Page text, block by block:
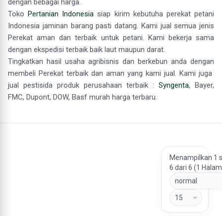
dengan bebagai harga.
TokoPertanian Indonesia siap kirim kebutuha perekat petani
Indonesia jaminan barang pasti datang. Kami jual semua jenis
Perekat aman dan terbaik untuk petani. Kami bekerja sama
dengan ekspedisi terbaik baik laut maupun darat.
Tingkatkan hasil usaha agribisnis dan berkebun anda dengan
membeli Perekat terbaik dan aman yang kami jual. Kami juga
jual pestisida produk perusahaan terbaik : Syngenta, Bayer,
FMC, Dupont, DOW, Basf murah harga terbaru.
Menampilkan 1
6 dari 6 (1